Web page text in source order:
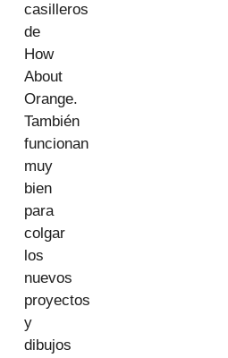
casilleros
de
How
About
Orange.
También
funcionan
muy
bien
para
colgar
los
nuevos
proyectos
y
dibujos